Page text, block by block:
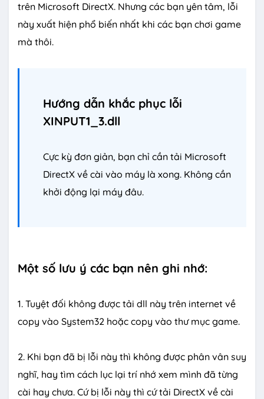
trên Microsoft DirectX. Nhưng các bạn yên tâm, lỗi
này xuất hiện phổ biến nhất khi các bạn chơi game
mà thôi.
Hướng dẫn khắc phục lỗi
XINPUT1_3.dll
Cực kỳ đơn giản, bạn chỉ cần tải Microsoft
DirectX về cài vào máy là xong. Không cần
khởi động lại máy đâu.
Một số lưu ý các bạn nên ghi nhớ:
1. Tuyệt đối không được tải dll này trên internet về
copy vào System32 hoặc copy vào thư mục game.
2. Khi bạn đã bị lỗi này thì không được phân vân suy
nghĩ, hay tìm cách lục lại trí nhớ xem mình đã từng
cài hay chưa. Cứ bị lỗi này thì cứ tải DirectX về cài